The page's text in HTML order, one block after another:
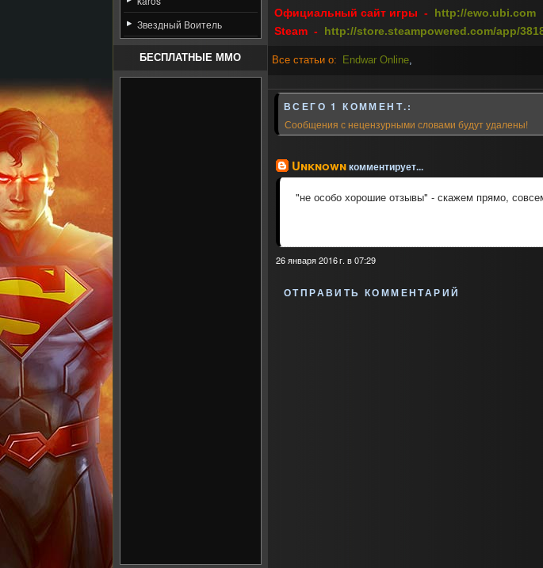
Звездный Воитель
БЕСПЛАТНЫЕ MMO
Официальный сайт игры -
http://ewo.ubi.com
Steam -
http://store.steampowered.com/app/
Все статьи о: Endwar Online
ВСЕГО 1 КОММЕНТ.:
Сообщения с нецензурными словами будут удалены!
Unknownкомментирует...
"не особо хорошие отзывы" - скажем прямо,
26 января 2016 г. в 07:29
ОТПРАВИТЬ КОММЕНТАРИЙ